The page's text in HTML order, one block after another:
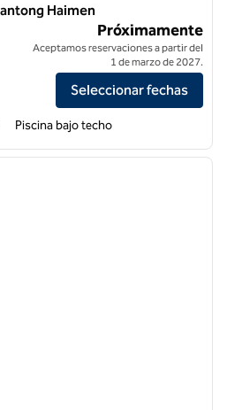
Haimen
by Hilton Nantong Haimen
Próximamente
Aceptamos reservaciones a partir del
1 de marzo de 2027.
Seleccionar fechas
Piscina bajo techo